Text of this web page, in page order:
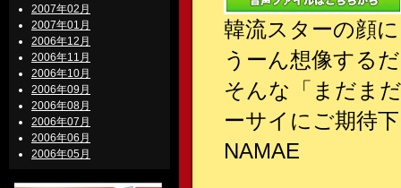
2007年02月
2007年01月
2006年12月
2006年11月
2006年10月
2006年09月
2006年08月
2006年07月
2006年06月
2006年05月
韓流スターの顔
うーん想像する
そんな「まだま
ーサイにご期待
NAMAE